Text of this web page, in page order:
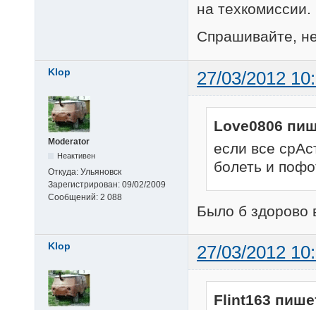
на техкомиссии.
Спрашивайте,
Klop 27/03/2012
Moderator
Неактивен
Откуда: Ульяновск
Зарегистрирован: 09/02/2009
Сообщений: 2 088
Love0806
если все
болеть и
Было б здорово
Klop 27/03/2012
Flint163